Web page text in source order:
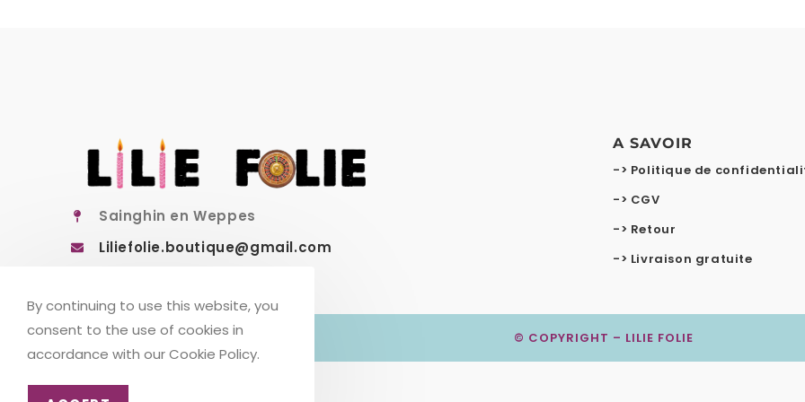
Sainghin en Weppes
Liliefolie.boutique@gmail.com
A SAVOIR
-> Politique de
-> CGV
-> Retour
-> Livraison gratuite
© COPYRIGHT – LILIE FOLIE
By continuing to use this website, you
consent to the use of cookies in
accordance with our Cookie Policy.